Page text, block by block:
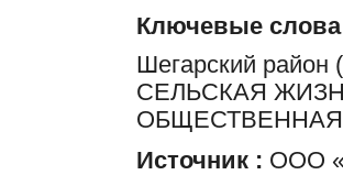
Ключевые слова
Шегарский
СЕЛЬСКАЯ
Источник : ООО